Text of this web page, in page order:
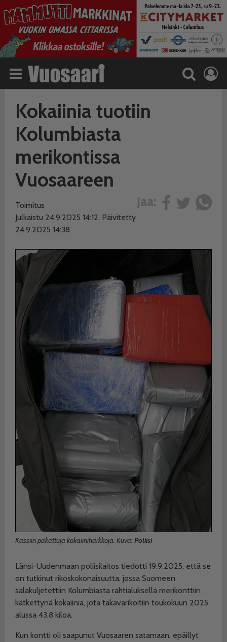
Kokaiinia tuotiin
Kolumbiasta
merikontissa
Vuosaareen
Jaa:
Toimitus
Julkaistu 24.9.2025 14:12, Päivitetty
24.9.2025 14:38
Kassiin pakattuja kokaiiniharkkoja. Kuva:Poliisi
Länsi-Uudenmaan poliisilaitos tiedotti 19.9.2025, että se
on tutkinut rikoskokonaisuutta, jossa Suomeen
salakuljetettiin Kolumbiasta rahtialuksella merikonttiin
kätkettynä kokaiinia, jota takavarikoitiin toukokuun 2025
alussa 43,8 kiloa.
Kun kontti oli saapunut Vuosaaren satamaan, epäillyt